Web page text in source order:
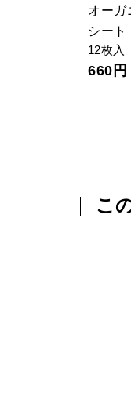
オーガ
シート
12枚入
660円
こ